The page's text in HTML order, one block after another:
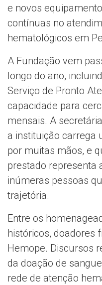
e novos
contínuas no
hematológicos em
A Fundação vem
longo do ano,
Serviço de Pronto
capacidade para
mensais. A
a instituição carrega
por muitas mãos, e
prestado representa
inúmeras pessoas
trajetória.
Entre os
históricos, doadores
Hemope. Discursos
da doação de
rede de atenção